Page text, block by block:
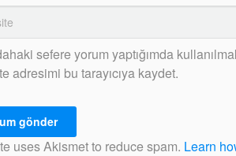
sefere yorum yaptığımda
adresimi bu tarayıcıya kaydet.
uses Akismet to reduce spam. Learn